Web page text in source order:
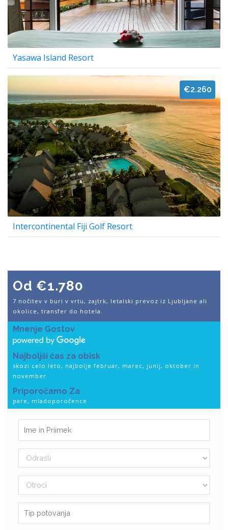
Yasawa Island Resort
€2.260
Intercontinental Fiji Golf Resort
Od €1.780
7 nočitev v buri v vrtu, zajtrk, letalski prevoz iz Ljubljane ali
okolice, transfer do hotela.
Mnenje Gostov
Najboljši čas za obisk
skozi celo leto, najbolje februar, marec, junij, oktober in
november
Priporočamo Za
pare, mladoporočence